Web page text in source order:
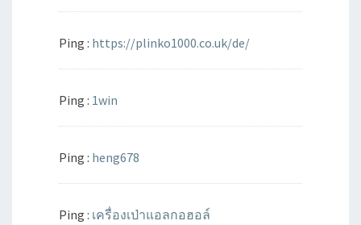
Ping : https://plinko1000.co.uk/de/
Ping : 1win
Ping : heng678
Ping : เครื่องเป่าแอลกอฮอล์